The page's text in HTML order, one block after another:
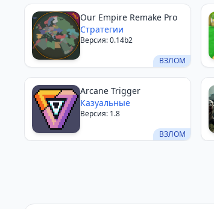
ВЗЛОМ
Our Empire Remake Pro
Стратегии
Версия: 0.14b2
ВЗЛОМ
Arcane Trigger
Казуальные
Версия: 1.8